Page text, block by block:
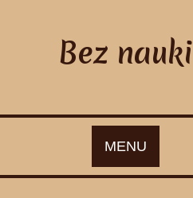
Bez nauki
MENU